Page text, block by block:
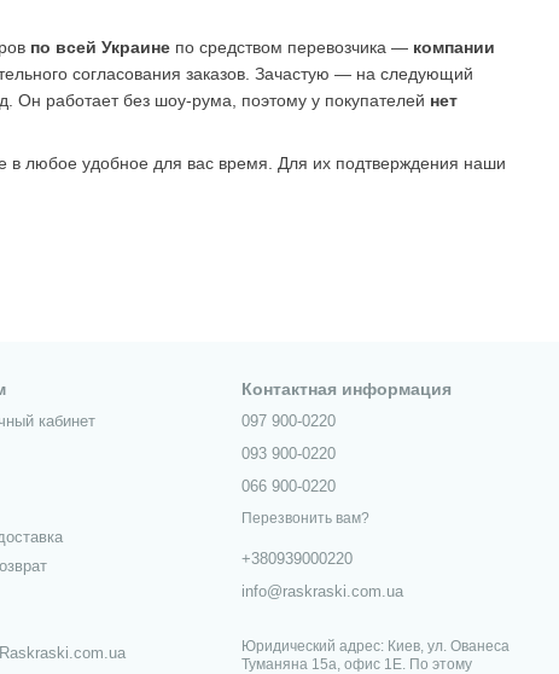
по всей Украине по средством перевозчика — компании
согласования заказов. Зачастую — на следующий
Он работает без шоу-рума, поэтому у покупателей нет
в любое удобное для вас время. Для их подтверждения наши
кабинет
Контактная информация
097 900-0220
093 900-0220
066 900-0220
Перезвонить вам?
+380939000220
info@raskraski.com.ua
Юридический адрес: Киев, ул. Ованеса
Туманяна 15а, офис 1Е. По этому